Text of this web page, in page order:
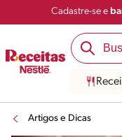
Cadastre-se e
Artigos e Dicas